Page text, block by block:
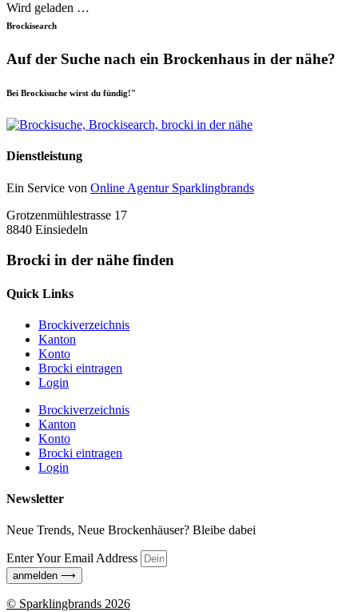
Wird geladen …
Brockisearch
Auf der Suche nach ein Brockenhaus in der nähe?
Bei Brockisuche wirst du fündig!"
Dienstleistung
Ein Service von Online Agentur Sparklingbrands
Grotzenmühlestrasse 17
8840 Einsiedeln
Brocki in der nähe finden
Quick Links
Brockiverzeichnis
Kanton
Konto
Brocki eintragen
Login
Brockiverzeichnis
Kanton
Konto
Brocki eintragen
Login
Newsletter
Neue Trends, Neue Brockenhäuser? Bleibe dabei
Enter Your Email Address
anmelden ⟶
© Sparklingbrands 2026